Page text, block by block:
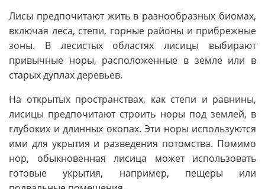
Лисы предпочитают жить в разнообразных биомах,
включая леса, степи, горные районы и прибрежные
зоны. В лесистых областях лисицы выбирают
привычные норы, расположенные в земле или в
старых дуплах деревьев.
На открытых пространствах, как степи и равнины,
лисицы предпочитают строить норы под землей, в
глубоких и длинных окопах. Эти норы используются
ими для укрытия и разведения потомства. Помимо
нор, обыкновенная лисица может использовать
готовые укрытия, например, пещеры или